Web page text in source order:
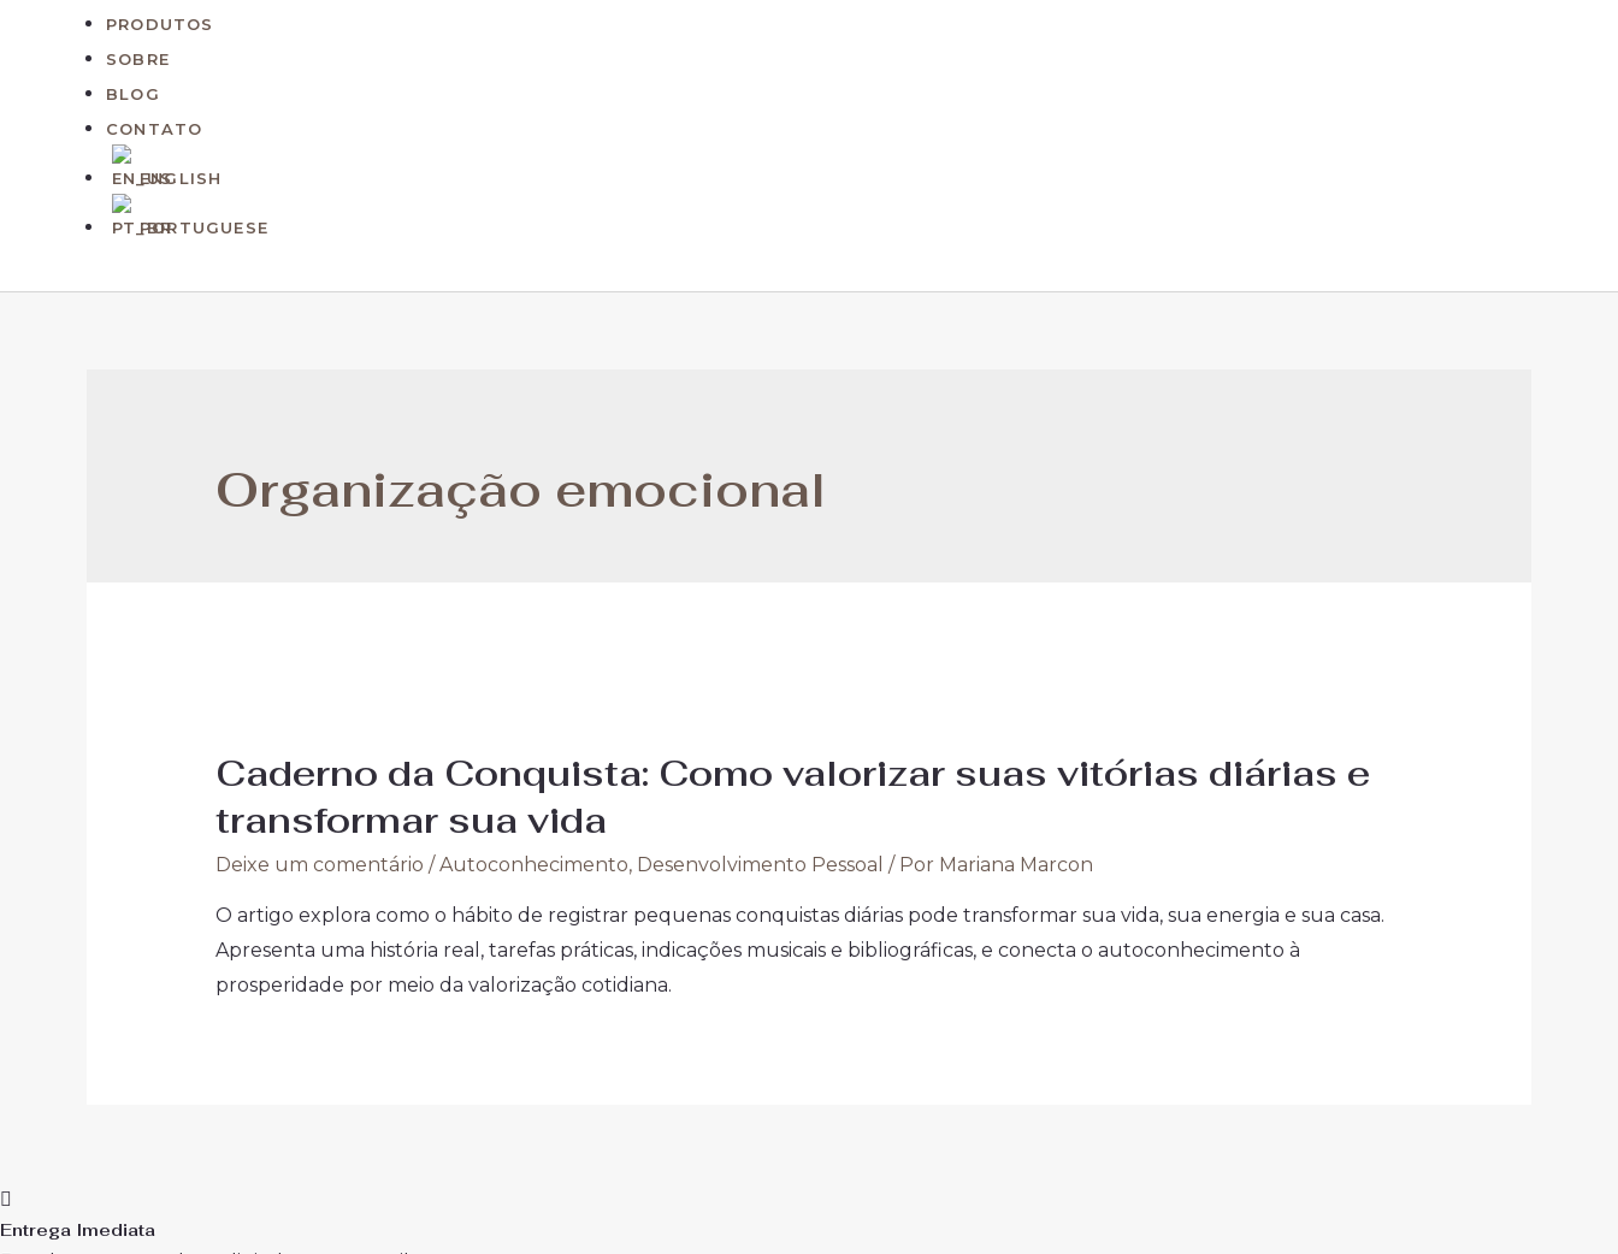
PRODUTOS
SOBRE
BLOG
CONTATO
ENGLISH
PORTUGUESE
Organização emocional
Caderno da Conquista: Como valorizar suas vitórias diárias e
transformar sua vida
Deixe um comentário /Autoconhecimento, Desenvolvimento Pessoal / Por Mariana Marcon
O artigo explora como o hábito de registrar pequenas conquistas diárias pode transformar sua vida, sua energia e sua casa.
Apresenta uma história real, tarefas práticas, indicações musicais e bibliográficas, e conecta o autoconhecimento à
prosperidade por meio da valorização cotidiana.
Entrega Imediata